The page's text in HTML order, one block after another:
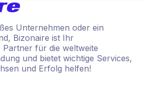
Unternehmen oder ein
Bizonaire ist Ihr
für die weltweite
und bietet wichtige Services,
und Erfolg helfen!